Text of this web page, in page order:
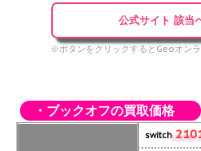
公式サイト 該当
※ボタンをクリックするとGeoオン
・ブックオフの買取価格
switch